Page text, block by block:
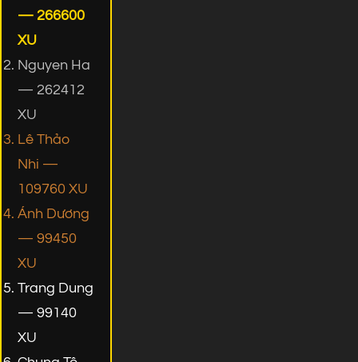
— 266600
XU
Nguyen Ha
— 262412
XU
Lê Thảo
Nhi —
109760 XU
Ánh Dương
— 99450
XU
Trang Dung
— 99140
XU